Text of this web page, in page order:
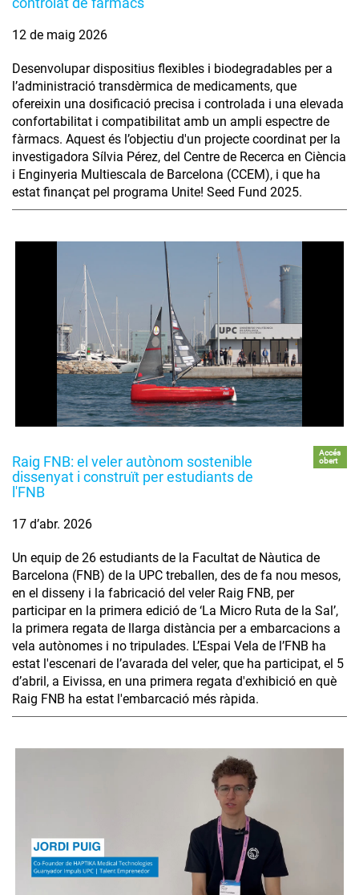
12 de maig 2026
Desenvolupar dispositius flexibles i biodegradables per a
l’administració transdèrmica de medicaments, que
ofereixin una dosificació precisa i controlada i una elevada
confortabilitat i compatibilitat amb un ampli espectre de
fàrmacs. Aquest és l’objectiu d'un projecte coordinat per la
investigadora Sílvia Pérez, del Centre de Recerca en Ciència
i Enginyeria Multiescala de Barcelona (CCEM), i que ha
estat finançat pel programa Unite! Seed Fund 2025.
Raig FNB: el veler autònom sostenible
dissenyat i construït per estudiants de
l'FNB
Accés
obert
17 d’abr. 2026
Un equip de 26 estudiants de la Facultat de Nàutica de
Barcelona (FNB) de la UPC treballen, des de fa nou mesos,
en el disseny i la fabricació del veler Raig FNB, per
participar en la primera edició de ‘La Micro Ruta de la Sal’,
la primera regata de llarga distància per a embarcacions a
vela autònomes i no tripulades. L’Espai Vela de l’FNB ha
estat l'escenari de l’avarada del veler, que ha participat, el 5
d’abril, a Eivissa, en una primera regata d'exhibició en què
Raig FNB ha estat l'embarcació més ràpida.